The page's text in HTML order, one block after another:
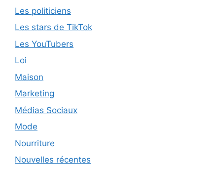
Les politiciens
Les stars de TikTok
Les YouTubers
Loi
Maison
Marketing
Médias Sociaux
Mode
Nourriture
Nouvelles récentes